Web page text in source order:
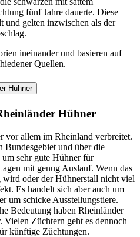
fünf Jahre dauerte. Diese
und gelten inzwischen als der
ineinander und basieren auf
Quellen.
Hühner
Hühner
vor allem im Rheinland verbreitet.
Bundesgebiet und über die
sehr gute Hühner für
mit genug Auslauf. Wenn das
oder der Hühnerstall nicht viel
Es handelt sich aber auch um
um schicke Ausstellungstiere.
Bedeutung haben Rheinländer
Züchtern geht es dennoch
künftige Züchtungen.